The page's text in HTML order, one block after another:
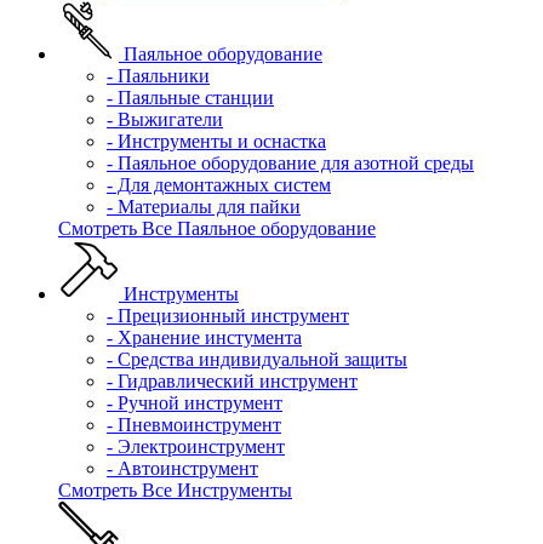
Паяльное оборудование
- Паяльники
- Паяльные станции
- Выжигатели
- Инструменты и оснастка
- Паяльное оборудование для азотной среды
- Для демонтажных систем
- Материалы для пайки
Смотреть Все Паяльное оборудование
Инструменты
- Прецизионный инструмент
- Хранение инстумента
- Средства индивидуальной защиты
- Гидравлический инструмент
- Ручной инструмент
- Пневмоинструмент
- Электроинструмент
- Автоинструмент
Смотреть Все Инструменты